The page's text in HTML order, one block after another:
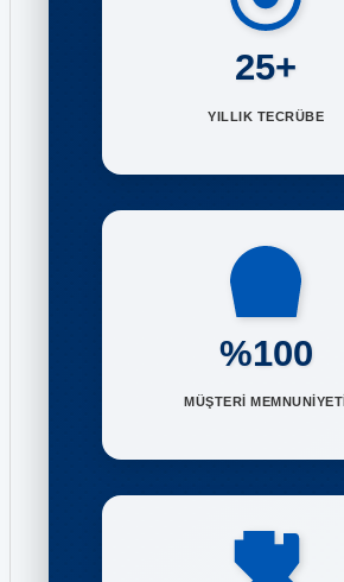
25+
YILLIK TECRÜBE
%100
MÜŞTERİ MEMNUNİYETİ